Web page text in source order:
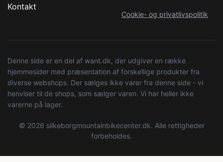
Kontakt
Cookie- og privatlivspolitik
Denne side er en del af want.dk, der udgiver en række
hjemmesider med præsentation af forskellige produkter fra
diverse webshops. Der sælges ikke varer fra denne side - vi
henviser til de shops, som sælger varen. Vi har heller ikke
varerne på lager.
© 2026 silkeborgmountainbikecenter.dk. Alle rettigheder
forbeholdes.